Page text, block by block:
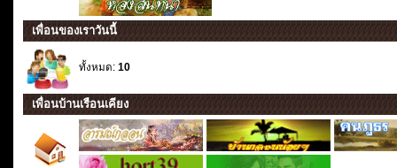
เพื่อนของเราวันนี้
ทั้งหมด: 10
เพื่อนบ้านเรือนเคียง